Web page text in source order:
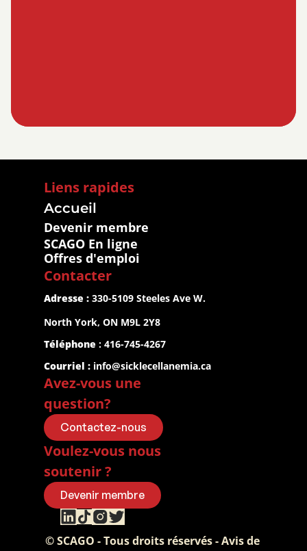
Liens rapides
Accueil
Devenir membre
SCAGO En ligne
Offres d'emploi
Contacter
Adresse : 330-5109 Steeles Ave W.
North York, ON M9L 2Y8
Téléphone : 416-745-4267
Courriel : info@sicklecellanemia.ca
Avez-vous une
question?
Contactez-nous
Voulez-vous nous
soutenir ?
Devenir membre
© SCAGO - Tous droits réservés - Avis de